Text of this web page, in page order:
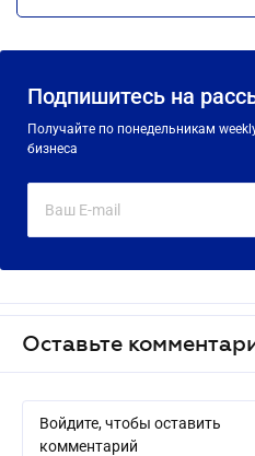
Подпишитесь на
Получайте по понедельникам
бизнеса
Оставьте
Войдите, чтобы оставить
комментарий